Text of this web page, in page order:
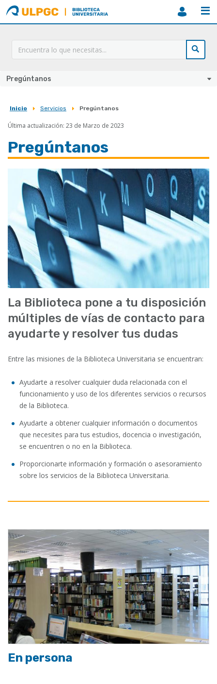
ULPGC
Biblioteca
ULPGC
Pregúntanos
Sobrescribir
enlaces
de
ayuda
navegación
Inicio Servicios Pregúntanos
Última actualización: 23 de Marzo de 2023
Pregúntanos
La Biblioteca pone a tu disposición
múltiples de vías de contacto para
ayudarte y resolver tus dudas
Entre las misiones de la Biblioteca Universitaria se encuentran:
Ayudarte a resolver cualquier duda relacionada con el
funcionamiento y uso de los diferentes servicios o recursos
de la Biblioteca.
Ayudarte a obtener cualquier información o documentos
que necesites para tus estudios, docencia o investigación,
se encuentren o no en la Biblioteca.
Proporcionarte información y formación o asesoramiento
sobre los servicios de la Biblioteca Universitaria.
Imagen
En persona